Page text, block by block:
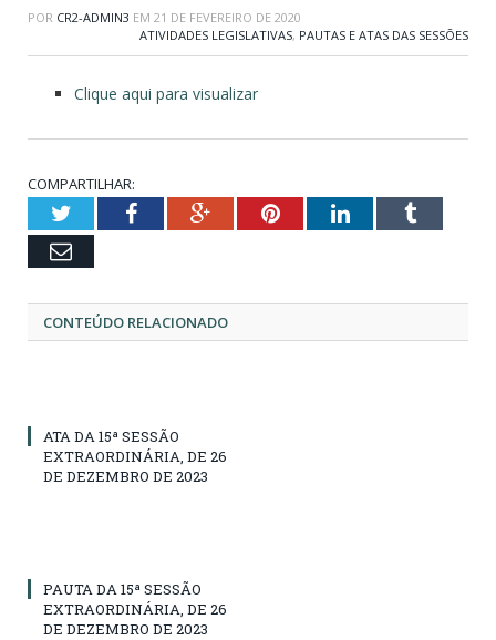
POR CR2-ADMIN3 EM 21 DE FEVEREIRO DE 2020
ATIVIDADES LEGISLATIVAS, PAUTAS E ATAS DAS SESSÕES
Clique aqui para visualizar
COMPARTILHAR:
TwitterFacebookGoogle+PinterestLinkedInTumblr
Email
CONTEÚDO RELACIONADO
ATA DA 15ª SESSÃO
EXTRAORDINÁRIA, DE 26
DE DEZEMBRO DE 2023
PAUTA DA 15ª SESSÃO
EXTRAORDINÁRIA, DE 26
DE DEZEMBRO DE 2023